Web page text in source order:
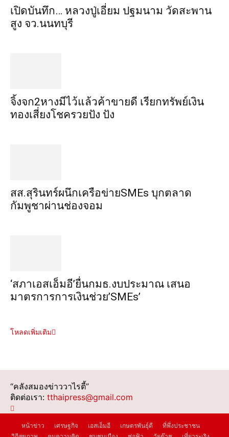
เปิดบันทึก… หลวงปู่เอี่ยม ​ปฐม​นาม​ วัดสะพาน
สูง​ จว.นนทบุรี
จิ้งจก​2​หาง​มีไว้แล้ว​ค้าขาย​ดี​ เรียก​ทรัพย์เงิน
ทอง​เสี่ยงโชค​รวยปัง​ ปัง​
สส.สุรินทร์ผนึกเครือข่ายSMEs บุกตลาด
กัมพูชาผ่านช่องจอม
‘สภาเอสเอ็มอี’ยื่นกมธ.งบประมาณ เสนอ
มาตรการการเงินช่วย’SMEs’
โหลดเพิ่มเติม
“คลังสมองข่าววาไรตี้”
ติดต่อเรา: tthaipress@gmail.com
หน้าข่าว เศรษฐกิจ เอสเอ็มอี เกษตรพันธุ์ดี
ที่พึ่งประชาชน